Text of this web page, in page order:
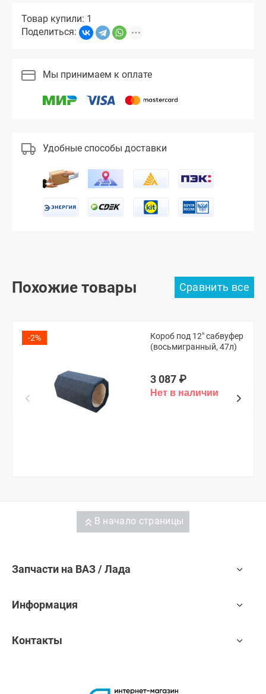
Товар купили: 1
Поделиться:
Мы принимаем к оплате
Удобные способы доставки
Похожие товары
-2%
Короб под 12" сабвуфер
(восьмигранный, 47л)
3 087 ₽
В начало страницы
Запчасти на ВАЗ / Лада
Информация
Контакты